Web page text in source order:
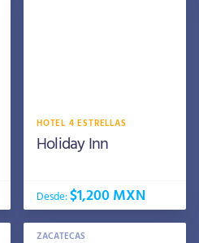
HOTEL 4 ESTRELLAS
Holiday Inn
Desde:$1,200 MXN
ZACATECAS